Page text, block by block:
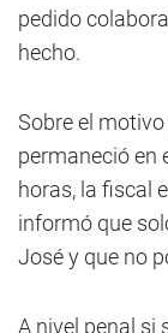
pedido
hecho.
Sobre el
permaneció en
horas, la fiscal
informó que
José y que no
A nivel penal si